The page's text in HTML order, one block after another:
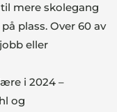
mere skolegang
plass. Over 60 av
eller
i 2024 –
og